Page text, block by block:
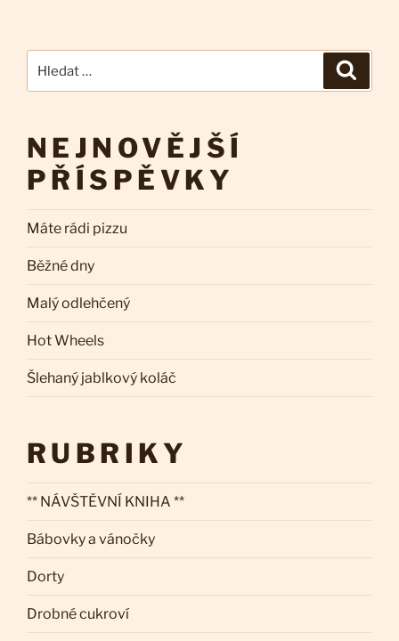
NEJNOVĚJŠÍ
PŘÍSPĚVKY
Máte rádi pizzu
Běžné dny
Malý odlehčený
Hot Wheels
Šlehaný jablkový koláč
RUBRIKY
** NÁVŠTĚVNÍ KNIHA **
Bábovky a vánočky
Dorty
Drobné cukroví